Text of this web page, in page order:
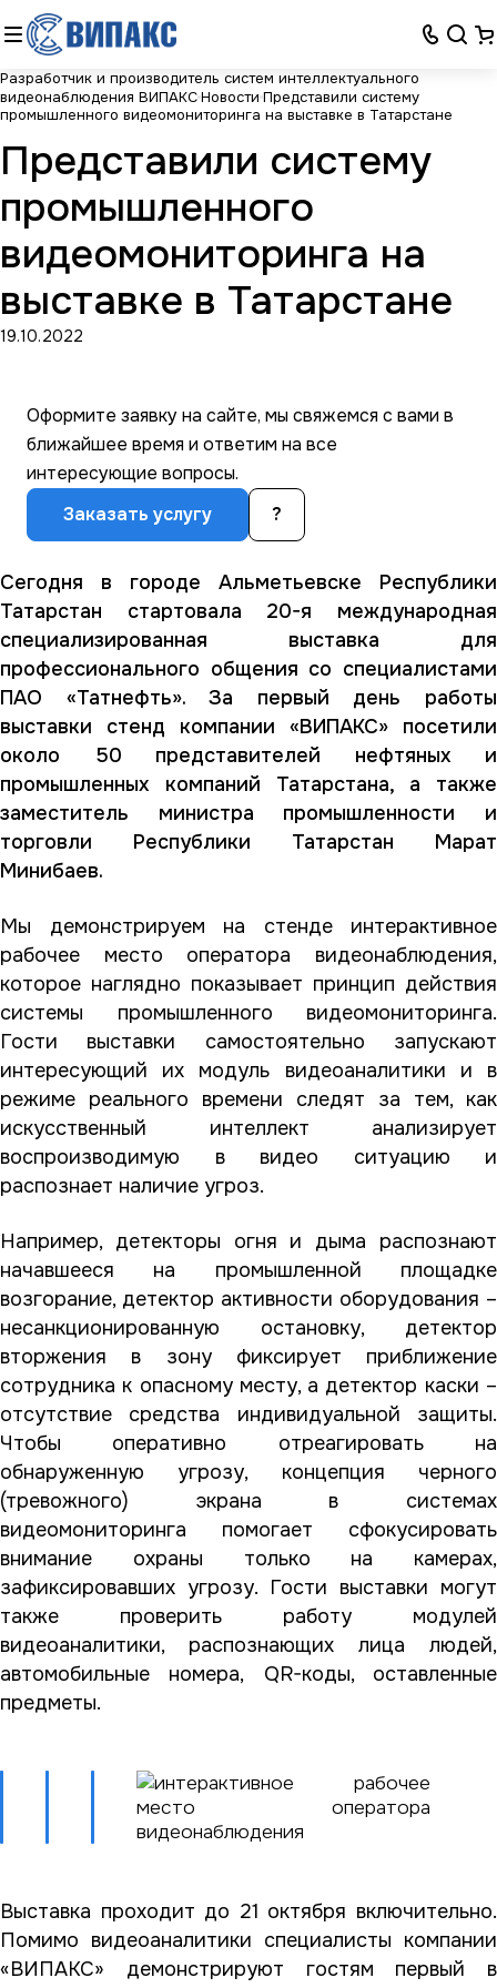
Разработчик и производитель систем интеллектуального
видеонаблюдения ВИПАКСНовости Представили систему
промышленного видеомониторинга на выставке в Татарстане
Представили систему
промышленного
видеомониторинга на
выставке в Татарстане
19.10.2022
Оформите заявку на сайте, мы свяжемся с вами в
ближайшее время и ответим на все
интересующие вопросы.
Заказать услугу
?
Сегодня в городе Альметьевске Республики
Татарстан стартовала 20-я международная
специализированная выставка для
профессионального общения со специалистами
ПАО «Татнефть». За первый день работы
выставки стенд компании «ВИПАКС» посетили
около 50 представителей нефтяных и
промышленных компаний Татарстана, а также
заместитель министра промышленности и
торговли Республики Татарстан Марат
Минибаев.
Мы демонстрируем на стенде интерактивное
рабочее место оператора видеонаблюдения,
которое наглядно показывает принцип действия
системы промышленного видеомониторинга.
Гости выставки самостоятельно запускают
интересующий их модуль видеоаналитики и в
режиме реального времени следят за тем, как
искусственный интеллект анализирует
воспроизводимую в видео ситуацию и
распознает наличие угроз.
Например, детекторы огня и дыма распознают
начавшееся на промышленной площадке
возгорание, детектор активности оборудования –
несанкционированную остановку, детектор
вторжения в зону фиксирует приближение
сотрудника к опасному месту, а детектор каски –
отсутствие средства индивидуальной защиты.
Чтобы оперативно отреагировать на
обнаруженную угрозу, концепция черного
(тревожного) экрана в системах
видеомониторинга помогает сфокусировать
внимание охраны только на камерах,
зафиксировавших угрозу. Гости выставки могут
также проверить работу модулей
видеоаналитики, распознающих лица людей,
автомобильные номера, QR-коды, оставленные
предметы.
Выставка проходит до 21 октября включительно.
Помимо видеоаналитики специалисты компании
«ВИПАКС» демонстрируют гостям первый в